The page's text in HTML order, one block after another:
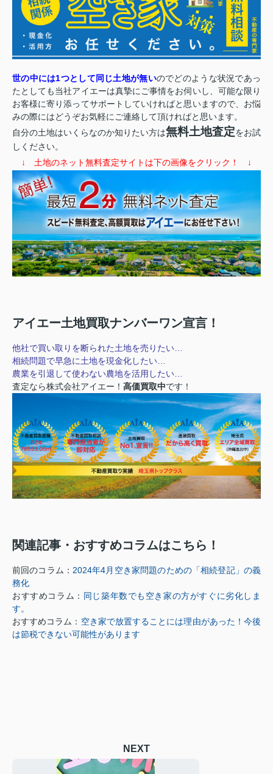
世の中には1つとして同じ土地が無いのでどのような状況であっ
たとしても当社アイエーは真摯にご事情をお伺いし、可能な限り
お客様に寄り添ってサポートしていければと思いますので、お悩
みの際にはどうぞお気軽にご連絡して頂ければと思います。
自分の土地はいくらなのか知りたい方は無料土地査定をお試
しください。
↓ 土地のネット無料査定サイトは下の画像をクリック！ ↓
アイエー土地買取ナンバーワン宣言！
他社で買い取りを断られた土地を売りたい…
相続問題で早急に土地を現金化したい…
農業を引退して使わない農地を活用したい…
査定なら株式会社アイエー！ 高価買取中です！
関連記事・おすすめコラムはこちら！
前回のコラム： 2024年4月空き家問題のための「相続登記」の義
務化
おすすめコラム： 同じ築年数でも空き家の方がすぐに劣化しま
す。
おすすめコラム： 空き家で放置することには理由があった！今後
は節税できない可能性があります
NEXT